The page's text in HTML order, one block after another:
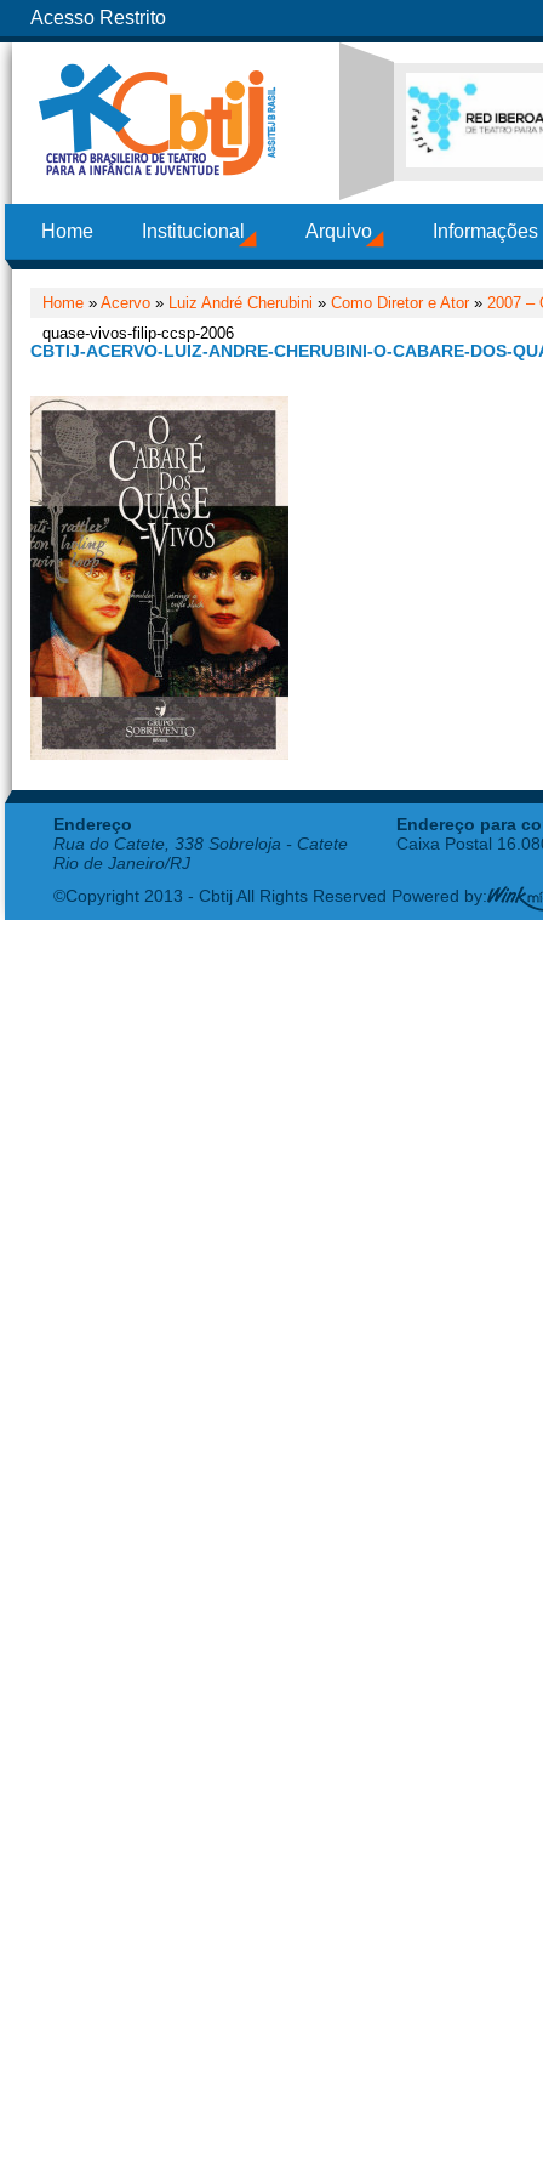
Acesso Restrito
Home Institucional Arquivo
Home » Acervo » Luiz André Cherubini » Como Diretor e Ator» 2007 –
quase-vivos-filip-ccsp-2006
CBTIJ-ACERVO-LUIZ-ANDRE-CHERUBINI-O-CABARE-DOS-
Endereço
Rua do Catete, 338 Sobreloja - Catete
Rio de Janeiro/RJ
Endereço para
Caixa Postal
©Copyright 2013 - Cbtij All Rights Reserved Powered by: